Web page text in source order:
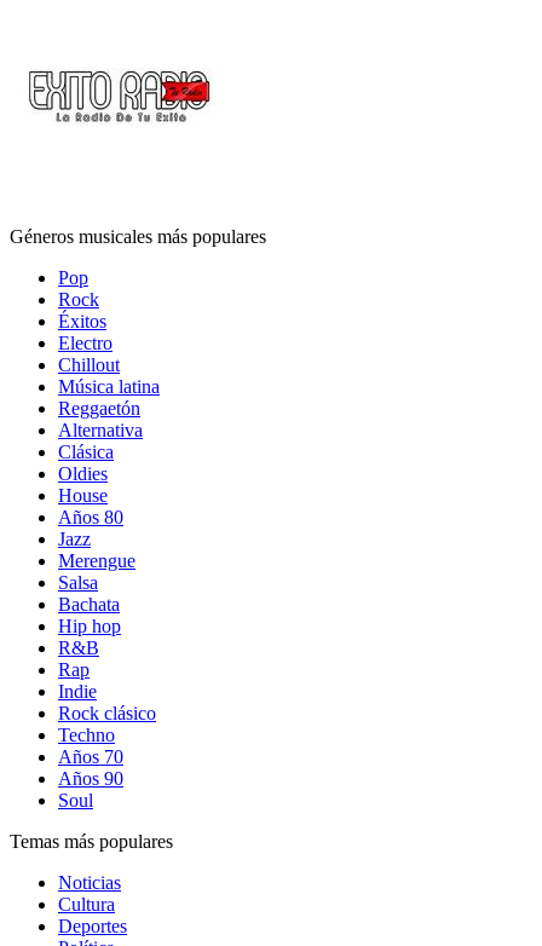
Géneros musicales más populares
Pop
Rock
Éxitos
Electro
Chillout
Música latina
Reggaetón
Alternativa
Clásica
Oldies
House
Años 80
Jazz
Merengue
Salsa
Bachata
Hip hop
R&B
Rap
Indie
Rock clásico
Techno
Años 70
Años 90
Soul
Temas más populares
Noticias
Cultura
Deportes